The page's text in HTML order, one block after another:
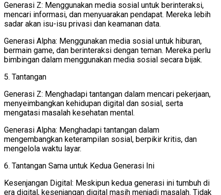
Generasi Z: Menggunakan media sosial untuk berinteraksi,
mencari informasi, dan menyuarakan pendapat. Mereka lebih
sadar akan isu-isu privasi dan keamanan data.
Generasi Alpha: Menggunakan media sosial untuk hiburan,
bermain game, dan berinteraksi dengan teman. Mereka perlu
bimbingan dalam menggunakan media sosial secara bijak.
5. Tantangan
Generasi Z: Menghadapi tantangan dalam mencari pekerjaan,
menyeimbangkan kehidupan digital dan sosial, serta
mengatasi masalah kesehatan mental.
Generasi Alpha: Menghadapi tantangan dalam
mengembangkan keterampilan sosial, berpikir kritis, dan
mengelola waktu layar.
6. Tantangan Sama untuk Kedua Generasi Ini
Kesenjangan Digital: Meskipun kedua generasi ini tumbuh di
era digital, kesenjangan digital masih menjadi masalah. Tidak